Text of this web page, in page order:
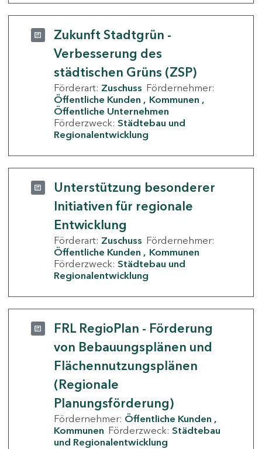
Zukunft Stadtgrün -
Verbesserung des
städtischen Grüns (ZSP)
Förderart: Zuschuss Fördernehmer:
Öffentliche Kunden
Kommunen
Öffentliche Unternehmen
Förderzweck: Städtebau und
Regionalentwicklung
Unterstützung besonderer
Initiativen für regionale
Entwicklung
Förderart: Zuschuss Fördernehmer:
Öffentliche Kunden
Kommunen
Förderzweck: Städtebau und
Regionalentwicklung
FRL RegioPlan - Förderung
von Bebauungsplänen und
Flächennutzungsplänen
(Regionale
Planungsförderung)
Fördernehmer: Öffentliche Kunden
Kommunen Förderzweck: Städtebau
und Regionalentwicklung